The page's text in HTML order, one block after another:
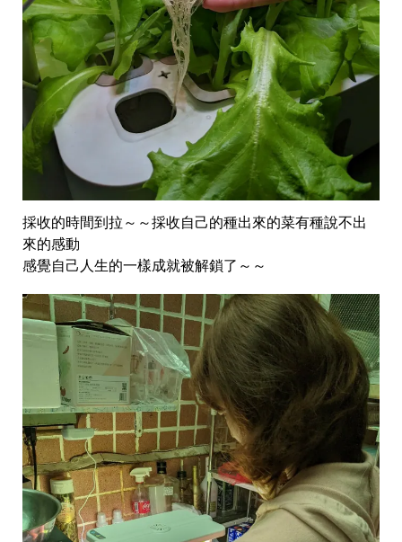
採收的時間到拉～～採收自己的種出來的菜有種說不出
來的感動
感覺自己人生的一樣成就被解鎖了～～